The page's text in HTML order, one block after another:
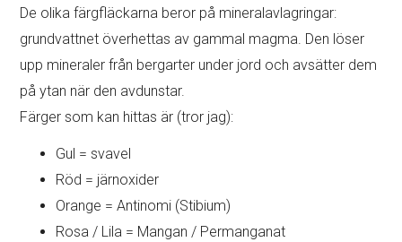
De olika färgfläckarna beror på mineralavlagringar:
grundvattnet överhettas av gammal magma. Den löser
upp mineraler från bergarter under jord och avsätter dem
på ytan när den avdunstar.
Färger som kan hittas är (tror jag):
Gul = svavel
Röd = järnoxider
Orange = Antinomi (Stibium)
Rosa / Lila = Mangan / Permanganat